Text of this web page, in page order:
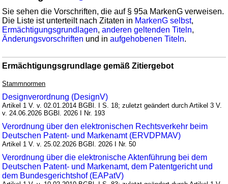
Sie sehen die Vorschriften, die auf § 95a MarkenG verweisen.
Die Liste ist unterteilt nach Zitaten in MarkenG selbst,
Ermächtigungsgrundlagen,anderen geltenden Titeln,
Änderungsvorschriften und inaufgehobenen Titeln.
Ermächtigungsgrundlage gemäß Zitiergebot
Stammnormen
Designverordnung (DesignV)
Artikel 1 V. v. 02.01.2014 BGBl. I S. 18; zuletzt geändert durch Artikel 3 V.
v. 24.06.2026 BGBl. 2026 I Nr. 193
Verordnung über den elektronischen Rechtsverkehr beim
Deutschen Patent- und Markenamt (ERVDPMAV)
Artikel 1 V. v. 25.02.2026 BGBl. 2026 I Nr. 50
Verordnung über die elektronische Aktenführung bei dem
Deutschen Patent- und Markenamt, dem Patentgericht und
dem Bundesgerichtshof (EAPatV)